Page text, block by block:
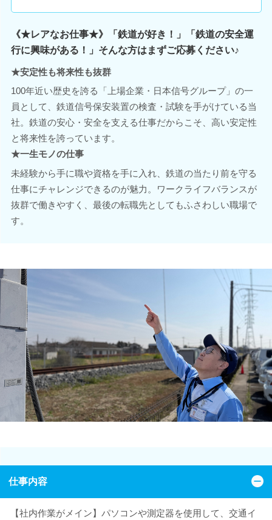
《★レアなお仕事★》「鉄道が好き！」「鉄道の安全運
行に興味がある！」そんな方はまずご応募ください♪
★安定性も将来性も抜群
100年近い歴史を誇る「上場企業・日本信号グループ」の一
員として、鉄道信号保安装置の検査・試験を手がけている当
社。鉄道の安心・安全を支える仕事だからこそ、高い安定性
と将来性を誇っています。
★一生モノの仕事
未経験から手に職や資格を手に入れ、鉄道の当たり前を守る
仕事にチャレンジできるのが魅力。ワークライフバランスが
抜群で働きやすく、最後の転職先としてもふさわしい職場で
す。
仕事内容
【社内作業がメイン】パソコンや測定器を使用して、交通イ